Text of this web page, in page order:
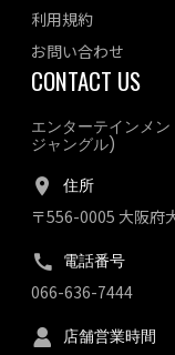
利用規約
お問い合わせ
CONTACT US
エンターテインメ
ジャングル)
住所
〒556-0005 大阪府
電話番号
066-636-7444
店舗営業時間